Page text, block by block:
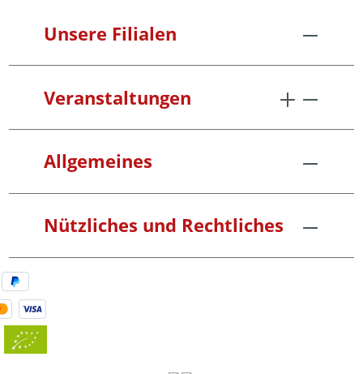
Unsere Filialen
Veranstaltungen
Allgemeines
Nützliches und Rechtliches